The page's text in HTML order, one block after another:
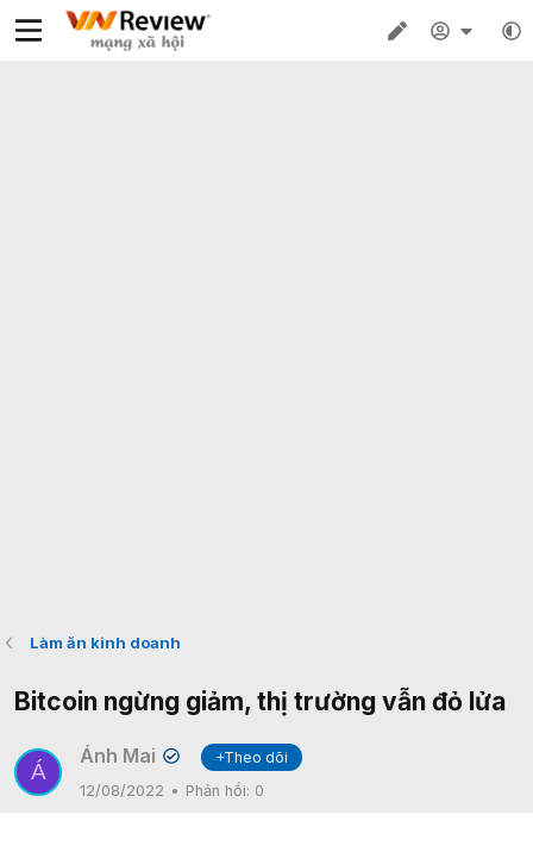
Làm ăn kinh doanh
Bitcoin ngừng giảm, thị trường vẫn đỏ lửa
Á
Ánh Mai ✔
+Theo dõi
12/08/2022
Phản hồi: 0